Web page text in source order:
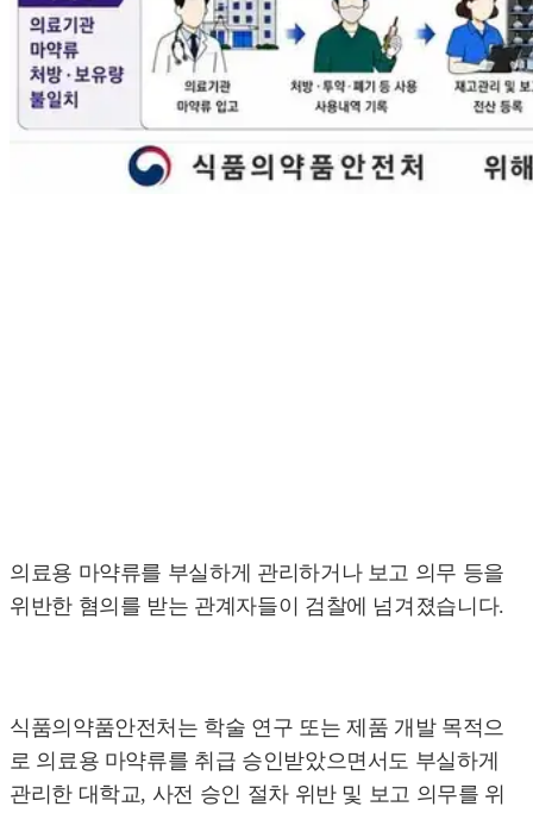
의료용 마약류를 부실하게 관리하거나 보고 의무 등을
위반한 혐의를 받는 관계자들이 검찰에 넘겨졌습니다.
식품의약품안전처는 학술 연구 또는 제품 개발 목적으
로 의료용 마약류를 취급 승인받았으면서도 부실하게
관리한 대학교, 사전 승인 절차 위반 및 보고 의무를 위